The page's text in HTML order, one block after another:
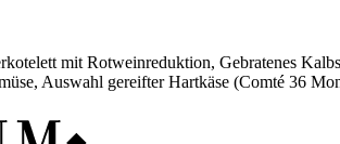
mit Rotweinreduktion, Gebratenes
Auswahl gereifter Hartkäse (Comté 36